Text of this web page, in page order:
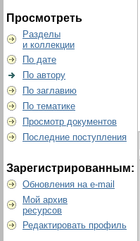
Просмотреть
Разделы
и коллекции
По дате
По автору
По заглавию
По тематике
Просмотр документов
Последние поступления
Зарегистрированным:
Обновления на e-mail
Мой архив
ресурсов
Редактировать профиль